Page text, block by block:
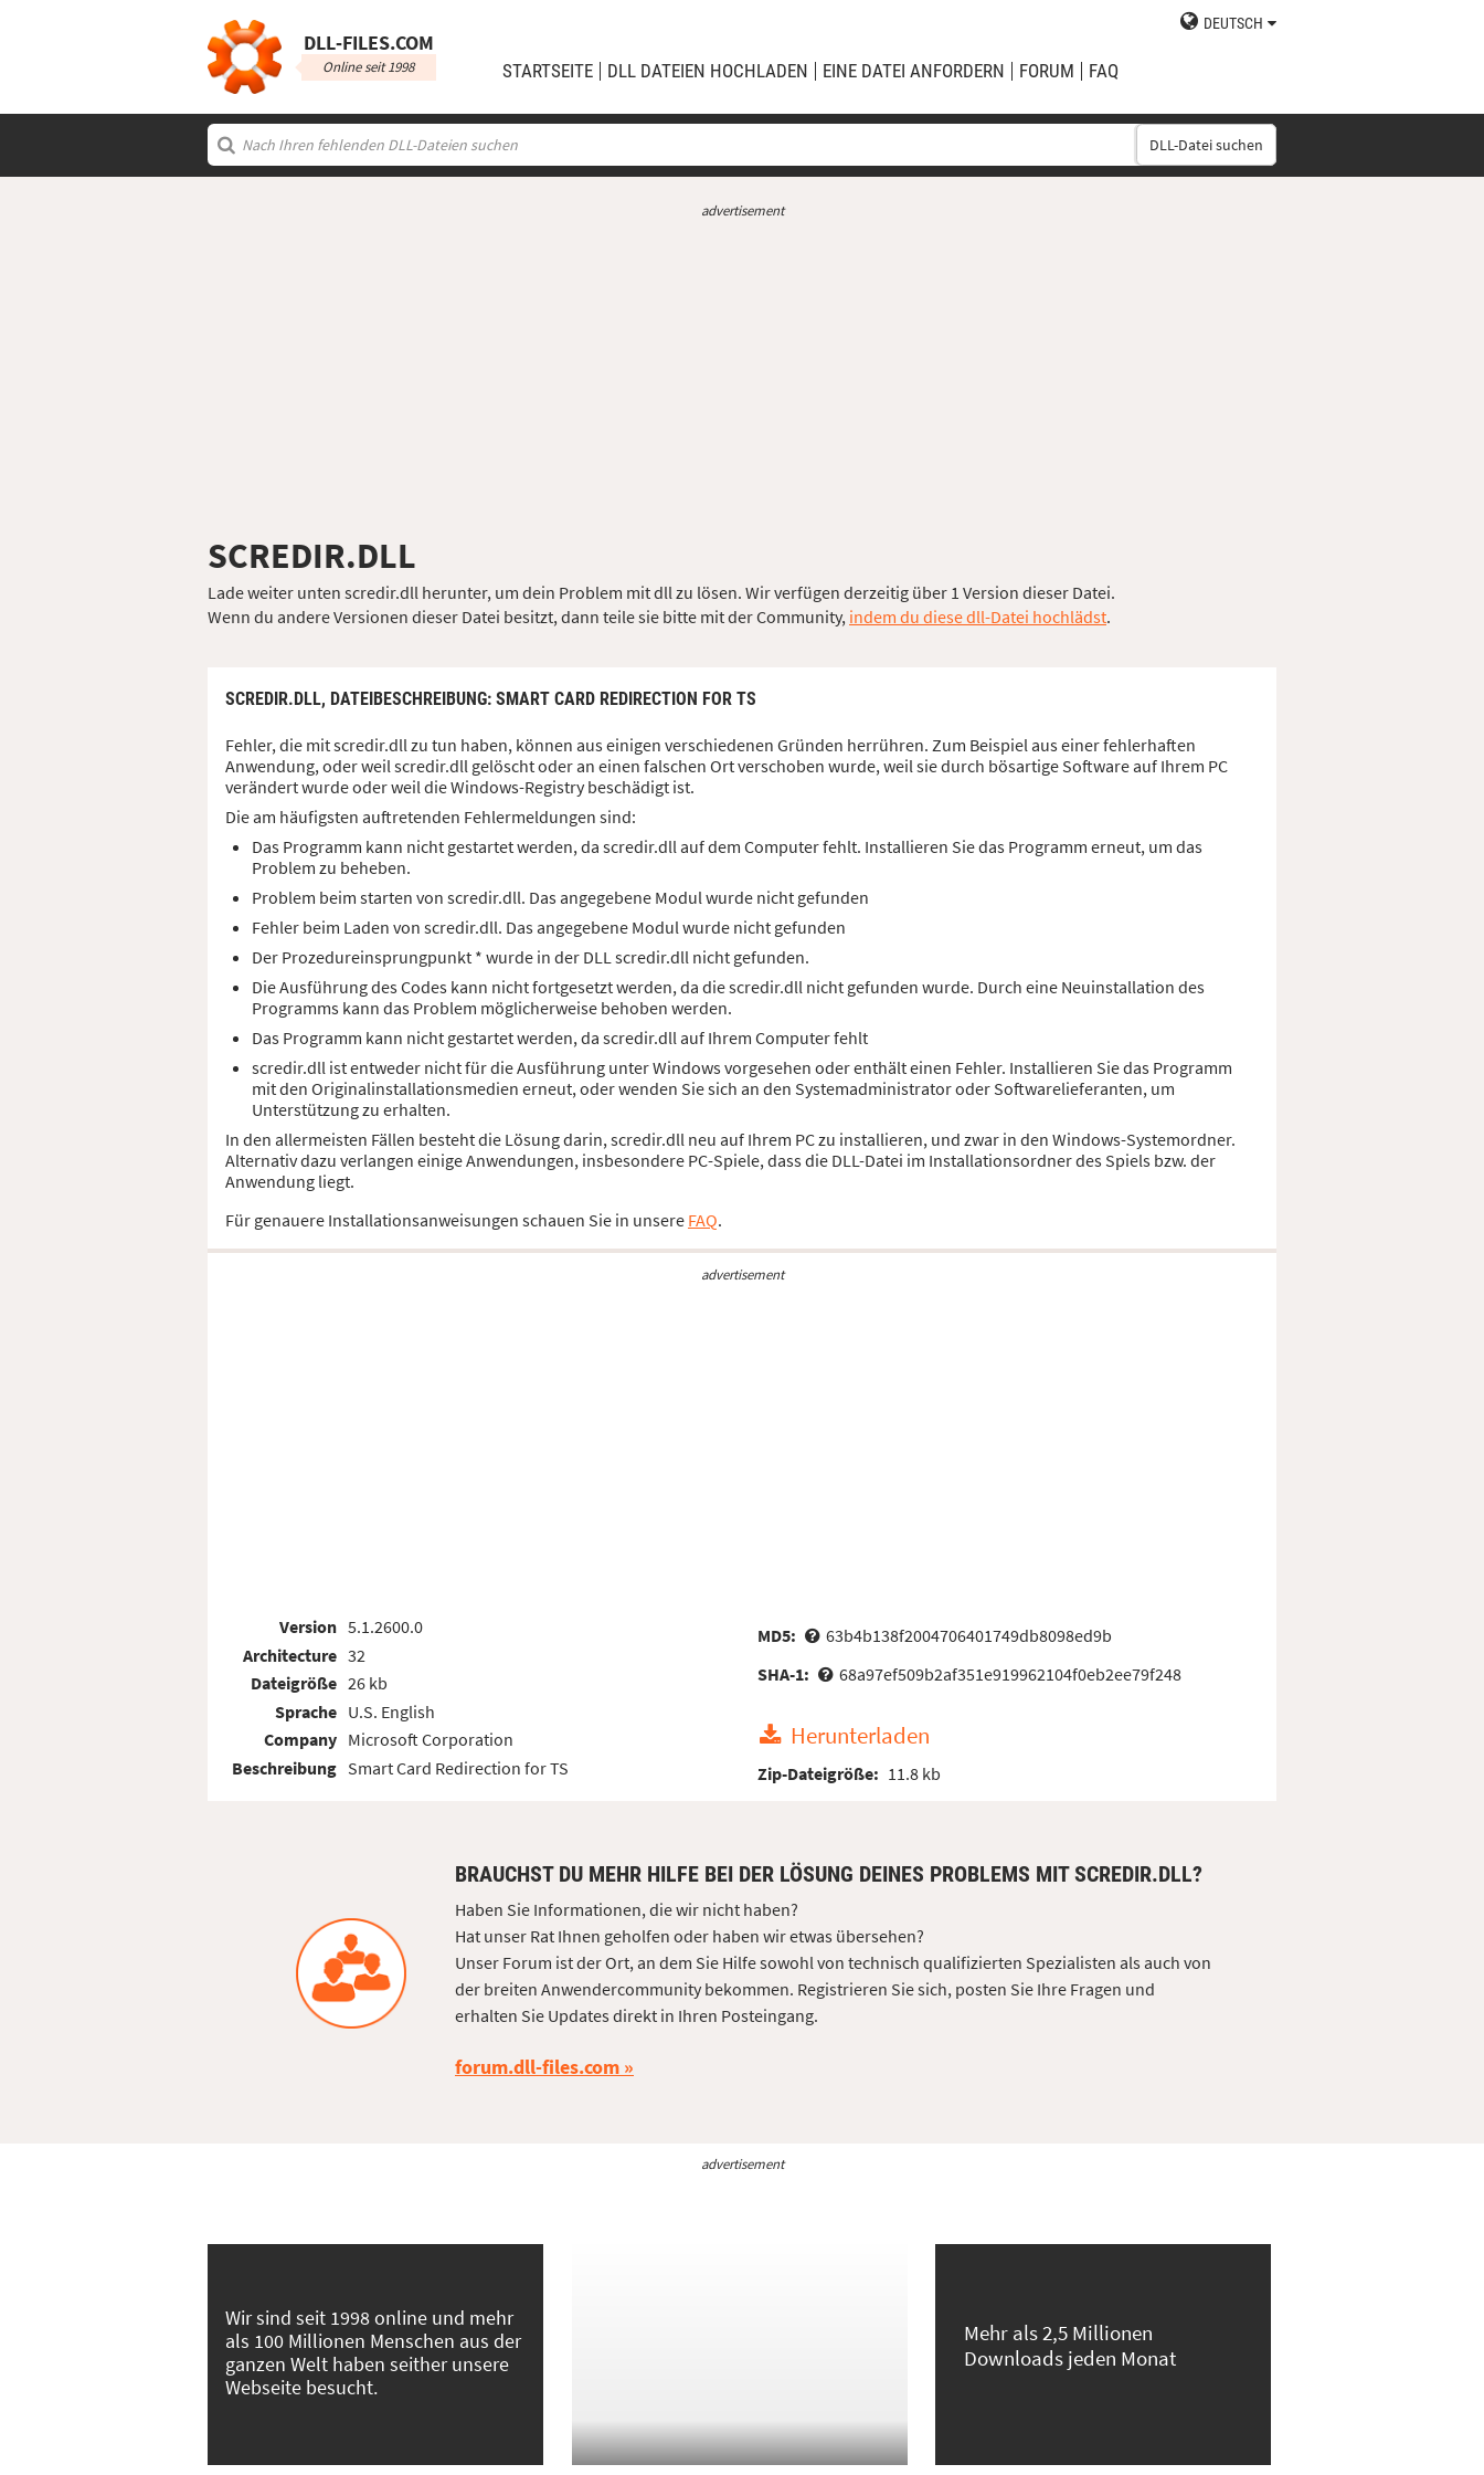
DLL‑FILES.COM
Online seit 1998
DEUTSCH
STARTSEITE DLL DATEIEN HOCHLADEN EINE DATEI ANFORDERN FORUM FAQ
DLL-Datei suchen
advertisement
SCREDIR.DLL
Lade weiter unten scredir.dll herunter, um dein Problem mit dll zu lösen. Wir verfügen derzeitig über 1 Version dieser Datei.
Wenn du andere Versionen dieser Datei besitzt, dann teile sie bitte mit der Community, indem du diese dll-Datei hochlädst.
SCREDIR.DLL, DATEIBESCHREIBUNG: SMART CARD REDIRECTION FOR TS
Fehler, die mit scredir.dll zu tun haben, können aus einigen verschiedenen Gründen herrühren. Zum Beispiel aus einer fehlerhaften
Anwendung, oder weil scredir.dll gelöscht oder an einen falschen Ort verschoben wurde, weil sie durch bösartige Software auf Ihrem PC
verändert wurde oder weil die Windows-Registry beschädigt ist.
Die am häufigsten auftretenden Fehlermeldungen sind:
Das Programm kann nicht gestartet werden, da scredir.dll auf dem Computer fehlt. Installieren Sie das Programm erneut, um das
Problem zu beheben.
Problem beim starten von scredir.dll. Das angegebene Modul wurde nicht gefunden
Fehler beim Laden von scredir.dll. Das angegebene Modul wurde nicht gefunden
Der Prozedureinsprungpunkt * wurde in der DLL scredir.dll nicht gefunden.
Die Ausführung des Codes kann nicht fortgesetzt werden, da die scredir.dll nicht gefunden wurde. Durch eine Neuinstallation des
Programms kann das Problem möglicherweise behoben werden.
Das Programm kann nicht gestartet werden, da scredir.dll auf Ihrem Computer fehlt
scredir.dll ist entweder nicht für die Ausführung unter Windows vorgesehen oder enthält einen Fehler. Installieren Sie das Programm
mit den Originalinstallationsmedien erneut, oder wenden Sie sich an den Systemadministrator oder Softwarelieferanten, um
Unterstützung zu erhalten.
In den allermeisten Fällen besteht die Lösung darin, scredir.dll neu auf Ihrem PC zu installieren, und zwar in den Windows-Systemordner.
Alternativ dazu verlangen einige Anwendungen, insbesondere PC-Spiele, dass die DLL-Datei im Installationsordner des Spiels bzw. der
Anwendung liegt.
Für genauere Installationsanweisungen schauen Sie in unsere FAQ.
advertisement
Version
Architecture
Dateigröße
Sprache
Company
Beschreibung
5.1.2600.0
32
26 kb
U.S. English
Microsoft Corporation
Smart Card Redirection for TS
MD5:
63b4b138f2004706401749db8098ed9b
SHA-1:
68a97ef509b2af351e919962104f0eb2ee79f248
Herunterladen
Zip-Dateigröße: 11.8 kb
BRAUCHST DU MEHR HILFE BEI DER LÖSUNG DEINES PROBLEMS MIT SCREDIR.DLL?
Haben Sie Informationen, die wir nicht haben?
Hat unser Rat Ihnen geholfen oder haben wir etwas übersehen?
Unser Forum ist der Ort, an dem Sie Hilfe sowohl von technisch qualifizierten Spezialisten als auch von
der breiten Anwendercommunity bekommen. Registrieren Sie sich, posten Sie Ihre Fragen und
erhalten Sie Updates direkt in Ihren Posteingang.
forum.dll-files.com
advertisement
Wir sind seit 1998 online und mehr
als 100 Millionen Menschen aus der
ganzen Welt haben seither unsere
Webseite besucht.
Mehr als 2,5 Millionen
Downloads jeden Monat